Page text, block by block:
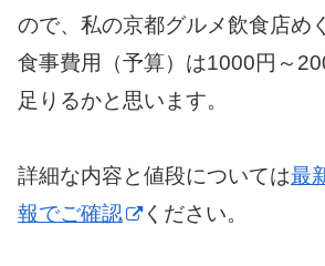
ので、私の京都グルメ飲食店め
食事費用（予算）は1000円～
足りるかと思います。
詳細な内容と値段については最
報でご確認
ください。